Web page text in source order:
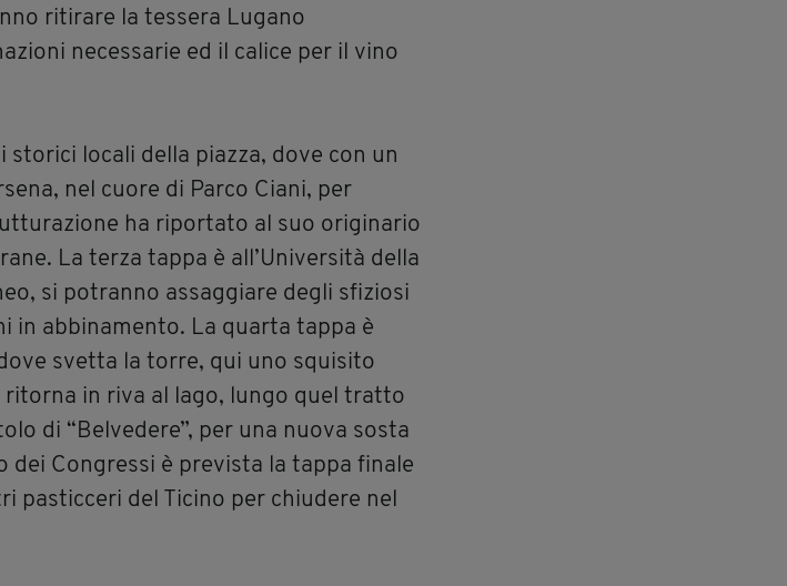
ritirare la tessera Lugano
necessarie ed il calice per il vino
storici locali della piazza, dove con un
nel cuore di Parco Ciani, per
ha riportato al suo originario
La terza tappa è all’Università della
si potranno assaggiare degli sfiziosi
in abbinamento. La quarta tappa è
svetta la torre, qui uno squisito
in riva al lago, lungo quel tratto
di “Belvedere”, per una nuova sosta
Congressi è prevista la tappa finale
pasticceri del Ticino per chiudere nel